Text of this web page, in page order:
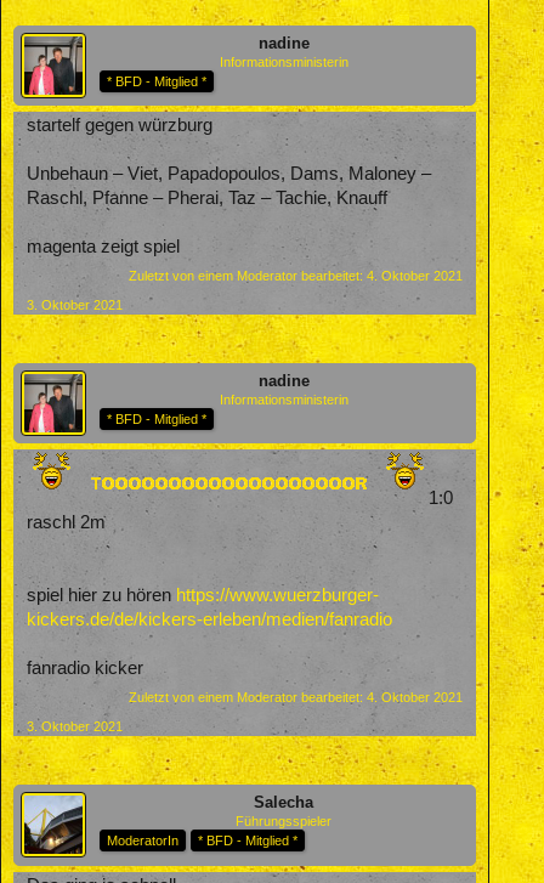
nadine
Informationsministerin
* BFD - Mitglied *
startelf gegen würzburg
Unbehaun – Viet, Papadopoulos, Dams, Maloney –
Raschl, Pfanne – Pherai, Taz – Tachie, Knauff
magenta zeigt spiel
Zuletzt von einem Moderator bearbeitet:4. Oktober 2021
3. Oktober 2021
nadine
Informationsministerin
* BFD - Mitglied *
1:0
raschl 2m
spiel hier zu hören https://www.wuerzburger-
kickers.de/de/kickers-erleben/medien/fanradio
fanradio kicker
Zuletzt von einem Moderator bearbeitet:4. Oktober 2021
3. Oktober 2021
Salecha
Führungsspieler
ModeratorIn
* BFD - Mitglied *